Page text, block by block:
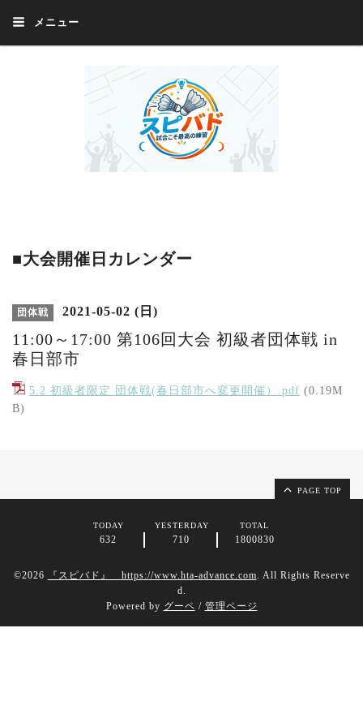
メニュー
■大会開催日カレンダー
団体戦 2021-05-02 (日)
11:00～17:00 第106回大会 初級者団体戦 in
春日部市
5.2 初級者限定 団体戦(春日部市へ変更開催）.pdf (0.19M
B)
PAGE TOP
TODAY
632
YESTERDAY
710
TOTAL
1800830
©2026 『スピバド』 https://www.hta-advance.com. All Rights Reserve
d.
Powered by グーペ / 管理ページ